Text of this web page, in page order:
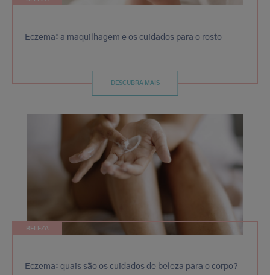
Eczema: a maquilhagem e os cuidados para o rosto
DESCUBRA MAIS
BELEZA
Eczema: quais são os cuidados de beleza para o corpo?